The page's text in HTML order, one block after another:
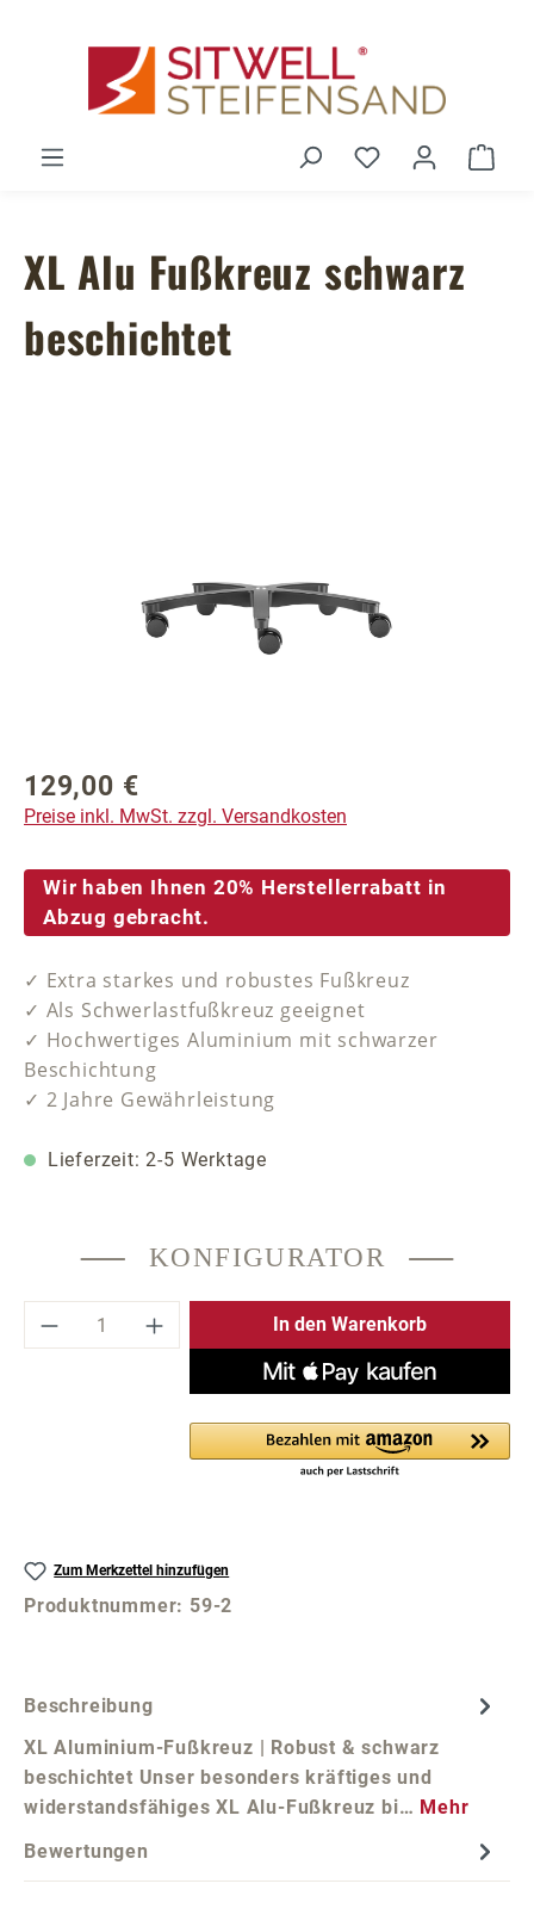
Du hast 0
XL Alu Fußkreuz schwarz
beschichtet
Regulärer Preis:
129,00 €
Preise inkl. MwSt. zzgl. Versandkosten
Wir haben Ihnen 20% Herstellerrabatt in
Abzug gebracht.
✓ Extra starkes und robustes Fußkreuz
✓ Als Schwerlastfußkreuz geeignet
✓ Hochwertiges Aluminium mit schwarzer
Beschichtung
✓ 2 Jahre Gewährleistung
Lieferzeit: 2-5 Werktage
KONFIGURATOR
Produkt Anzahl: Gib den gewünschten
In den Warenkorb
Zum Merkzettel hinzufügen
Produktnummer: 59-2
Beschreibung
XL Aluminium-Fußkreuz | Robust & schwarz
beschichtet Unser besonders kräftiges und
widerstandsfähiges XL Alu-Fußkreuz bi… Mehr
Bewertungen